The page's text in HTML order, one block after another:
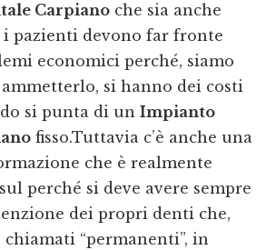
Carpiano che sia anche
i pazienti devono far fronte
economici perché, siamo
si hanno dei costi
si punta di unImpianto
fisso.Tuttavia c’è anche una
che è realmente
perché si deve avere sempre
dei propri denti che,
chiamati “permanenti”, in